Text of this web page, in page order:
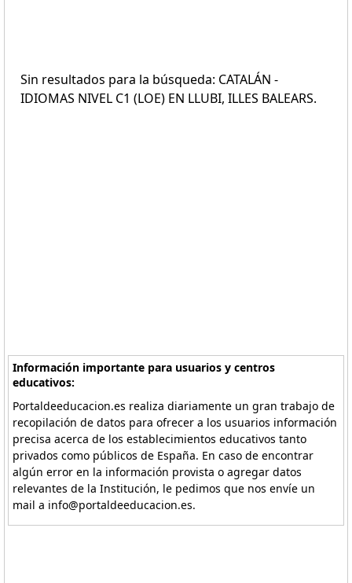
Sin resultados para la búsqueda: CATALÁN -
IDIOMAS NIVEL C1 (LOE) EN LLUBI, ILLES BALEARS.
Información importante para usuarios y centros
educativos:
Portaldeeducacion.es realiza diariamente un gran trabajo de
recopilación de datos para ofrecer a los usuarios información
precisa acerca de los establecimientos educativos tanto
privados como públicos de España. En caso de encontrar
algún error en la información provista o agregar datos
relevantes de la Institución, le pedimos que nos envíe un
mail a info@portaldeeducacion.es.